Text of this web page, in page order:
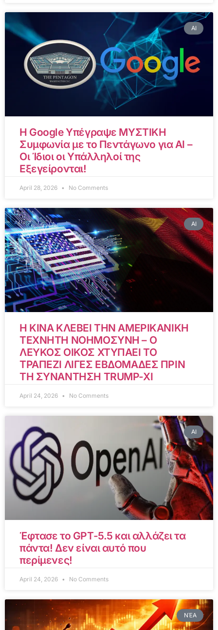
AI
Η Google Υπέγραψε ΜΥΣΤΙΚΗ
Συμφωνία με το Πεντάγωνο για AI –
Οι Ίδιοι οι Υπάλληλοί της
Εξεγείρονται!
April 28, 2026 No Comments
AI
Η ΚΙΝΑ ΚΛΕΒΕΙ ΤΗΝ ΑΜΕΡΙΚΑΝΙΚΗ
ΤΕΧΝΗΤΗ ΝΟΗΜΟΣΥΝΗ – Ο
ΛΕΥΚΟΣ ΟΙΚΟΣ ΧΤΥΠΑΕΙ ΤΟ
ΤΡΑΠΕΖΙ ΛΙΓΕΣ ΕΒΔΟΜΑΔΕΣ ΠΡΙΝ
ΤΗ ΣΥΝΑΝΤΗΣΗ TRUMP-XI
April 24, 2026 No Comments
AI
Έφτασε το GPT-5.5 και αλλάζει τα
πάντα! Δεν είναι αυτό που
περίμενες!
April 24, 2026 No Comments
ΝΈΑ